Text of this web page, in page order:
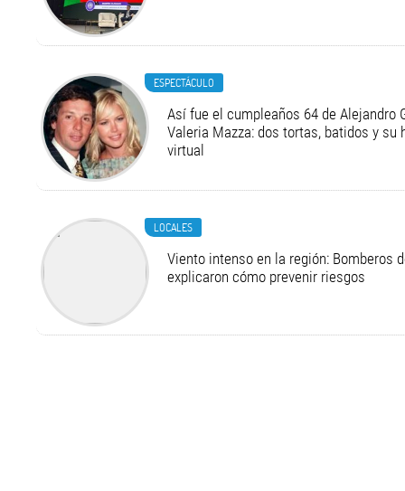
ESPECTÁCULO
Así fue el cumpleaños 64 de Alejandro
Valeria Mazza: dos tortas, batidos y su
virtual
LOCALES
Viento intenso en la región: Bomberos
explicaron cómo prevenir riesgos